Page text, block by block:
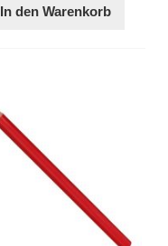
In den Warenkorb